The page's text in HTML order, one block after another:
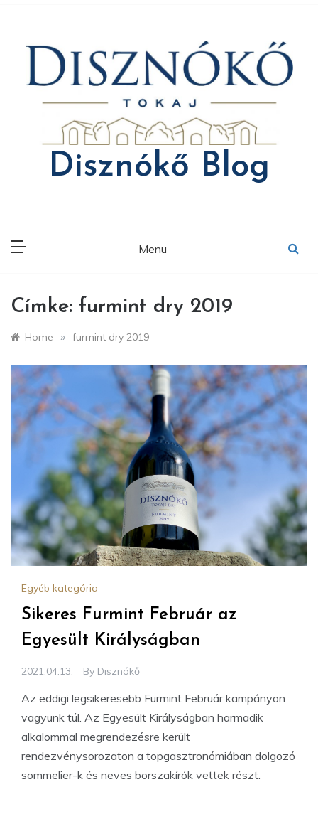
Disznókő Blog
Menu
Címke: furmint dry 2019
Home » furmint dry 2019
Egyéb kategória
Sikeres Furmint Február az
Egyesült Királyságban
2021.04.13. By Disznókő
Az eddigi legsikeresebb Furmint Február kampányon
vagyunk túl. Az Egyesült Királyságban harmadik
alkalommal megrendezésre került
rendezvénysorozaton a topgasztronómiában dolgozó
sommelier-k és neves borszakírók vettek részt.